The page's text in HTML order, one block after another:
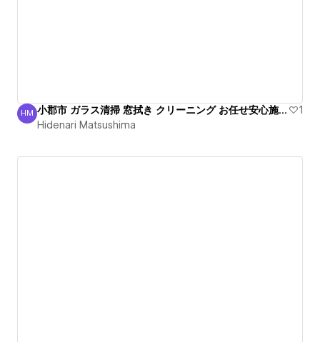
Hidenari Matsushima
HM 小郡市 ガラス清掃 窓拭き クリーニング お任せ安心施工！
1
Hidenari Matsushima